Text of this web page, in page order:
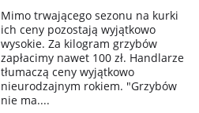
Mimo trwającego sezonu na kurki
ich ceny pozostają wyjątkowo
wysokie. Za kilogram grzybów
zapłacimy nawet 100 zł. Handlarze
tłumaczą ceny wyjątkowo
nieurodzajnym rokiem. "Grzybów
nie ma....